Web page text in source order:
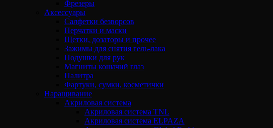
Фрезеры
Аксессуары
Салфетки безворсов
Перчатки и маски
Щетки, дозаторы и прочее
Зажимы для снятия гель-лака
Подушки для рук
Магниты кошачий глаз
Палитра
Фартуки, сумки, косметички
Наращивание
Акриловая система
Акриловая система TNL
Акриловая система ELPAZA